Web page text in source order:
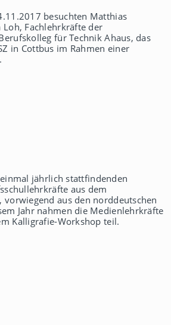
besuchten Matthias
Fachlehrkräfte der
für Technik Ahaus, das
in Cottbus im Rahmen einer
jährlich stattfindenden
aus dem
aus den norddeutschen
Jahr nahmen die Medienlehrkräfte
Kalligrafie-Workshop teil.